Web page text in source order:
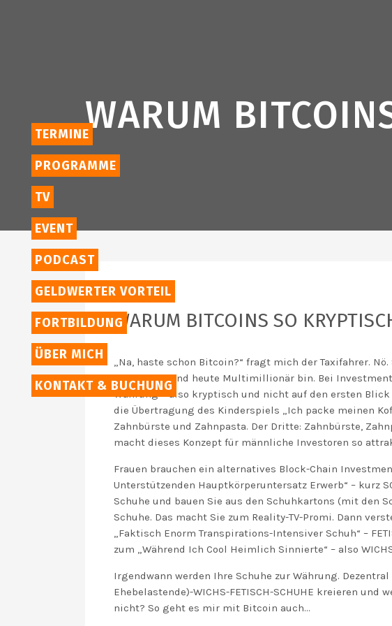
TERMINE
PROGRAMME
TV
EVENT
PODCAST
GELDWERTER VORTEIL
FORTBILDUNG
ÜBER MICH
KONTAKT & BUCHUNG
WARUM
WARUM BITCOINS SO
„Na, haste schon Bitcoin?“ fragt mich der Taxifahrer.
investierte und heute Multimillionär bin. Bei
Währung – also kryptisch und nicht auf den ersten
die Übertragung des Kinderspiels „Ich packe meinen
Zahnbürste und Zahnpasta. Der Dritte: Zahnbürste,
macht dieses Konzept für männliche Investoren so
Frauen brauchen ein alternatives Block-Chain
Unterstützenden Hauptkörperuntersatz Erwerb“ – kurz
Schuhe und bauen Sie aus den Schuhkartons (mit den
Schuhe. Das macht Sie zum Reality-TV-Promi. Dann
„Faktisch Enorm Transpirations-Intensiver Schuh“ –
zum „Während Ich Cool Heimlich Sinnierte“ – also
Irgendwann werden Ihre Schuhe zur Währung.
Ehebelastende)-WICHS-FETISCH-SCHUHE kreieren
nicht? So geht es mir mit Bitcoin auch…